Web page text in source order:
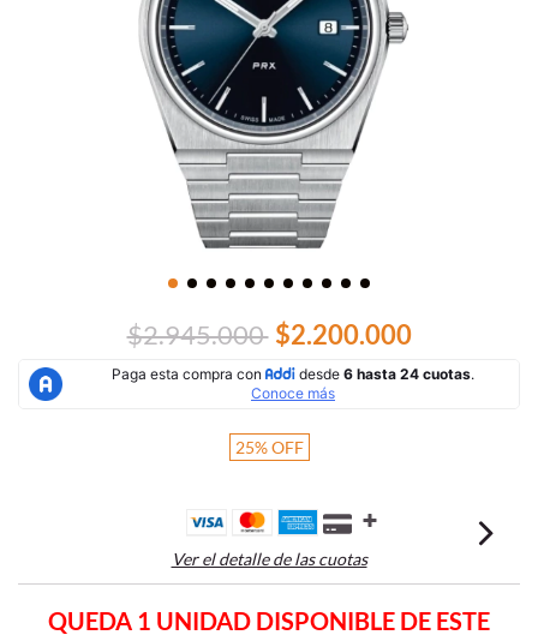
$2.945.000 $2.200.000
25%OFF
Ver el detalle de las cuotas
QUEDA 1 UNIDAD DISPONIBLE DE ESTE